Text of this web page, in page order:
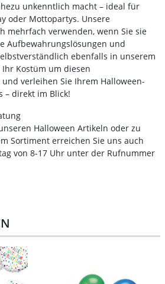
unkenntlich macht – ideal für
oder Mottopartys. Unsere
mehrfach verwenden, wenn Sie sie
Aufbewahrungslösungen und
ebenfalls in unserem
Kostüm um diesen
verleihen Sie Ihrem Halloween-
– direkt im Blick!
Halloween Artikeln oder zu
Sortiment erreichen Sie uns auch
von 8-17 Uhr unter der Rufnummer